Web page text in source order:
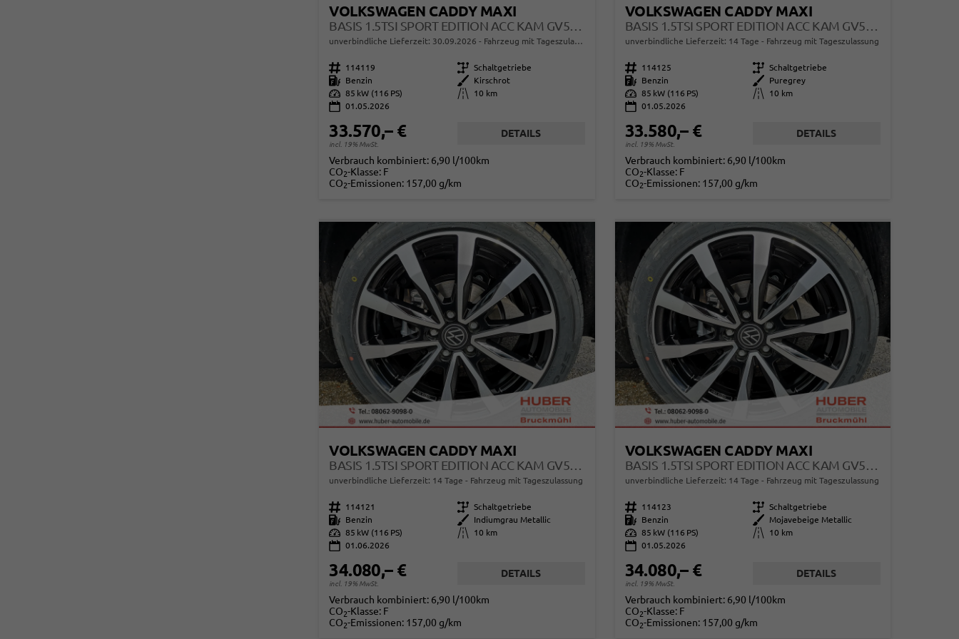
VOLKSWAGEN CADDY MAXI
unverbindliche Lieferzeit: 30.09.2026 Fahrzeug mit Tageszulassung
Fahrzeugnr. 114119 Getriebe Schaltgetriebe
Kraftstoff
Benzin Außenfarbe
Kirschrot
Leistung 85 kW (116 PS) Kilometerstand
10 km
01.05.2026
33.570,– €
incl. 19% MwSt.
DETAILS
Verbrauch kombiniert: 6,90 l/100km
CO2-Klasse: F
CO2-Emissionen: 157,00 g/km
VOLKSWAGEN CADDY MAXI
unverbindliche Lieferzeit: 14 Tage Fahrzeug mit Tageszulassung
Fahrzeugnr. 114125 Getriebe Schaltgetriebe
Kraftstoff
Benzin Außenfarbe
Puregrey
Leistung 85 kW (116 PS) Kilometerstand
10 km
01.05.2026
33.580,– €
incl. 19% MwSt.
DETAILS
Verbrauch kombiniert: 6,90 l/100km
CO2-Klasse: F
CO2-Emissionen: 157,00 g/km
VOLKSWAGEN CADDY MAXI
BASIS 1.5TSI SPORT EDITION ACC KAM GV5 APP AHK RELING
unverbindliche Lieferzeit: 14 Tage Fahrzeug mit Tageszulassung
Fahrzeugnr. 114121 Getriebe Schaltgetriebe
Kraftstoff
Benzin Außenfarbe
Indiumgrau Metallic
Leistung 85 kW (116 PS) Kilometerstand
10 km
01.06.2026
34.080,– €
incl. 19% MwSt.
DETAILS
Verbrauch kombiniert: 6,90 l/100km
CO2-Klasse: F
CO2-Emissionen: 157,00 g/km
VOLKSWAGEN CADDY MAXI
BASIS 1.5TSI SPORT EDITION ACC KAM GV5 APP AHK RELING
unverbindliche Lieferzeit: 14 Tage Fahrzeug mit Tageszulassung
Fahrzeugnr. 114123 Getriebe Schaltgetriebe
Kraftstoff
Benzin Außenfarbe
Mojavebeige Metallic
Leistung 85 kW (116 PS) Kilometerstand
10 km
01.05.2026
34.080,– €
incl. 19% MwSt.
DETAILS
Verbrauch kombiniert: 6,90 l/100km
CO2-Klasse: F
CO2-Emissionen: 157,00 g/km